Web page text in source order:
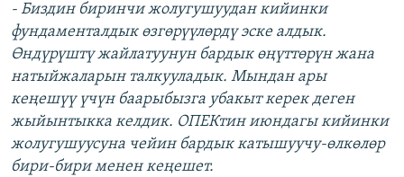
- Биздин биринчи жолугушуудан кийинки
фундаменталдык өзгөрүүлөрдү эске алдык.
Өндүрүштү жайлатуунун бардык өңүттөрүн жана
натыйжаларын талкууладык. Мындан ары
кеңешүү үчүн баарыбызга убакыт керек деген
жыйынтыкка келдик. ОПЕКтин июндагы кийинки
жолугушуусуна чейин бардык катышуучу-өлкөлөр
бири-бири менен кеңешет.